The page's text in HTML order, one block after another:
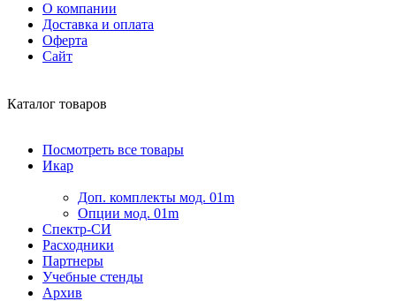
О компании
Доставка и оплата
Оферта
Сайт
Каталог товаров
Посмотреть все товары
Икар
Доп. комплекты мод. 01m
Опции мод. 01m
Спектр-СИ
Расходники
Партнеры
Учебные стенды
Архив